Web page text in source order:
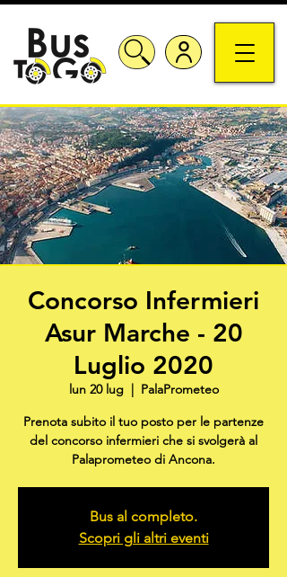
Concorso Infermieri
Asur Marche - 20
Luglio 2020
lun 20 lug
  |
PalaPrometeo
Prenota subito il tuo posto per le partenze
del concorso infermieri che si svolgerà al
Palaprometeo di Ancona.
Bus al completo.
Scopri gli altri eventi